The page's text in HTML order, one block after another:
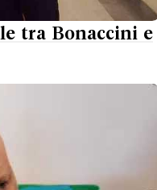
tra Bonaccini e